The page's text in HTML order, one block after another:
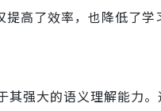
高了效率，也降低了学
强大的语义理解能力